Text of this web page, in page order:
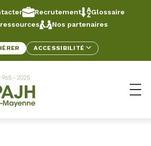
Recrutement
Glossaire
Nos partenaires
ACCESSIBILITÉ
des cookies